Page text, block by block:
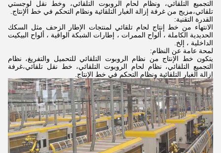
التجميع التلقائي، ونظام لحام الروبوت التلقائي، وخط نقل لوجستي
تلقائي،مزيج من غرفة إزالة الغبار التلقائية ونظام التحكم في خط الإنتاج.
القدرة التقنية:
الانتهاء من خط إنتاج لحام تلقائي لمنتجات الإطار الزحف مثل السكك
الحديدية الكاملة ، ألواح الممرات ، إطارات الشبكة الواقية ، ألواح البيكيت
الداخلية ، إلخ.
لمحة عامة عن النظام:
يتكون خط الإنتاج من نظام الروبوت التلقائي للتحميل والتفريغ، نظام
التجميع التلقائي، نظام لحام الروبوت التلقائي، خط نقل تلقائي،غرفة
إزالة الغبار التلقائية ونظام التحكم في خط الإنتاج.